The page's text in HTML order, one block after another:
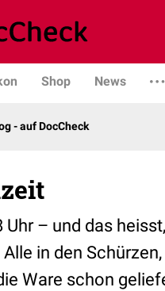
Shop News
- auf DocCheck
– und das
in den
Ware schon